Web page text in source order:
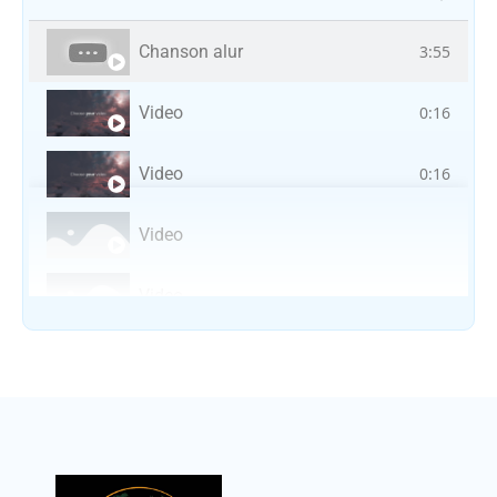
Chanson alur 3:55
Video 0:16
Video 0:16
Video